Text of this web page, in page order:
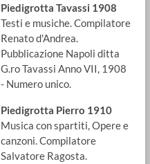
Piedigrotta Tavassi 1908
Testi e musiche. Compilatore
Renato d'Andrea.
Pubblicazione Napoli ditta
G.ro Tavassi Anno VII, 1908
- Numero unico.
Piedigrotta Pierro 1910
Musica con spartiti, Opere e
canzoni. Compilatore
Salvatore Ragosta.